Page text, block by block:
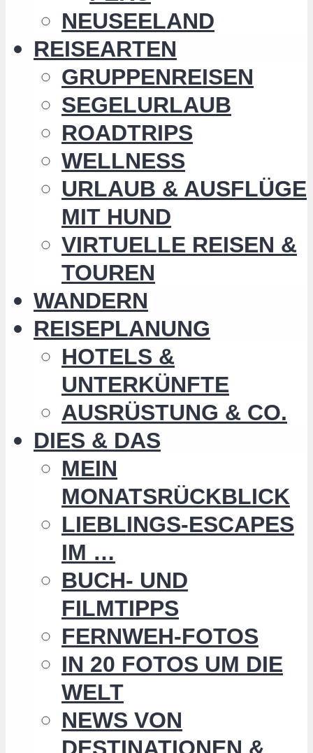
NEUSEELAND
REISEARTEN
GRUPPENREISEN
SEGELURLAUB
ROADTRIPS
WELLNESS
URLAUB & AUSFLÜGE
MIT HUND
VIRTUELLE REISEN &
TOUREN
WANDERN
REISEPLANUNG
HOTELS &
UNTERKÜNFTE
AUSRÜSTUNG & CO.
DIES & DAS
MEIN
MONATSRÜCKBLICK
LIEBLINGS-ESCAPES
IM …
BUCH- UND
FILMTIPPS
FERNWEH-FOTOS
IN 20 FOTOS UM DIE
WELT
NEWS VON